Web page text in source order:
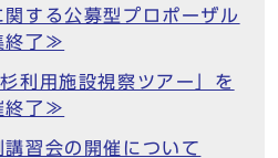
する公募型プロポーザル
終了≫
利用施設視察ツアー」を
終了≫
習会の開催について